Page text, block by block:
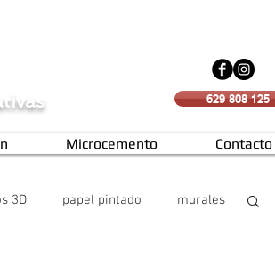
629 808 125
Microcemento Contacto
3D papel pintado murales